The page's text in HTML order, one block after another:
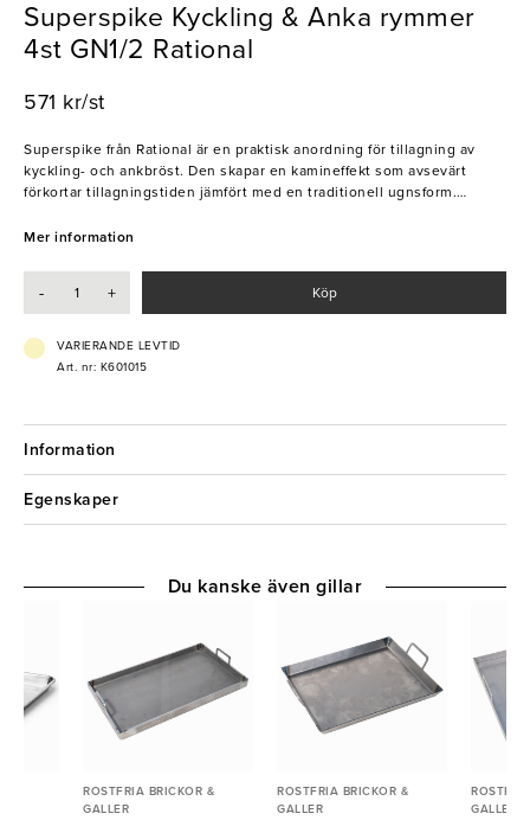
Superspike Kyckling & Anka rymmer
4st GN1/2 Rational
571 kr/st
Superspike från Rational är en praktisk anordning för tillagning av
kyckling- och ankbröst. Den skapar en kamineffekt som avsevärt
förkortar tillagningstiden jämfört med en traditionell ugnsform.
bryningsfärg runt om. Ett oumbärligt verktyg för effektiv och pålitlig
- GN 1/2
Mer information
- + Köp
VARIERANDE LEVTID
Art. nr: K601015
Information
Egenskaper
ROSTFRIA BRICKOR &
GALLER
ROSTFRIA BRICKOR &
GALLER
GALLER
Du kanske även gillar